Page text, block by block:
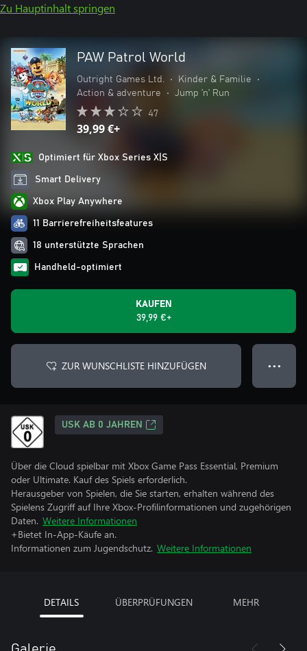
Zu Hauptinhalt springen
PAW Patrol World
Outright Games Ltd. • Kinder & Familie
•
Action & adventure
• Jump ’n’ Run
47
39,99 €+
Optimiert für Xbox Series X|S
Smart Delivery
Xbox Play Anywhere
11 Barrierefreiheitsfeatures
18 unterstützte Sprachen
Handheld-optimiert
KAUFEN
39,99 €+
ZUR WUNSCHLISTE HINZUFÜGEN ● ● ●
USK AB 0 JAHREN
Über die Cloud spielbar mit Xbox Game Pass Essential, Premium
oder Ultimate. Kauf des Spiels erforderlich.
Herausgeber von Spielen, die Sie starten, erhalten während des
Spielens Zugriff auf Ihre Xbox-Profilinformationen und zugehörigen
Daten. Weitere Informationen
+Bietet In-App-Käufe an.
Informationen zum Jugendschutz. Weitere Informationen
DETAILS ÜBERPRÜFUNGEN MEHR